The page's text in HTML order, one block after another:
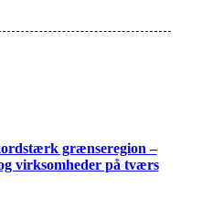
grænseregion –
virksomheder på tværs